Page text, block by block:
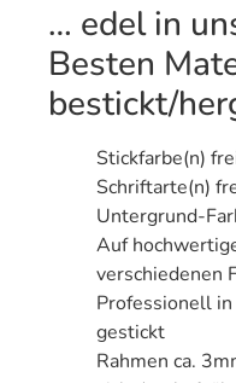
… edel in
Besten
bestickt/
Stickfarbe(n)
Schriftarte(n)
Untergrund-
Auf
verschiedenen
Professionell
gestickt
Rahmen ca.